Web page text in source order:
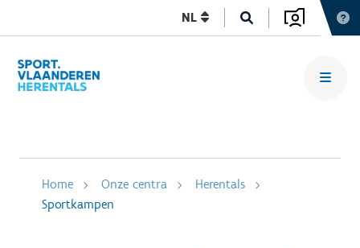
NL
Home Onze centra
Herentals
Sportkampen